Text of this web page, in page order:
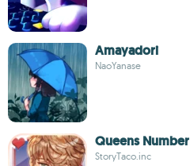
Amayadori
NaoYanase
Queens Number
StoryTaco.inc